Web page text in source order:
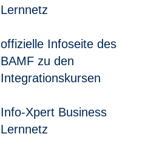
Lernnetz
offizielle Infoseite des
BAMF zu den
Integrationskursen
Info-Xpert Business
Lernnetz